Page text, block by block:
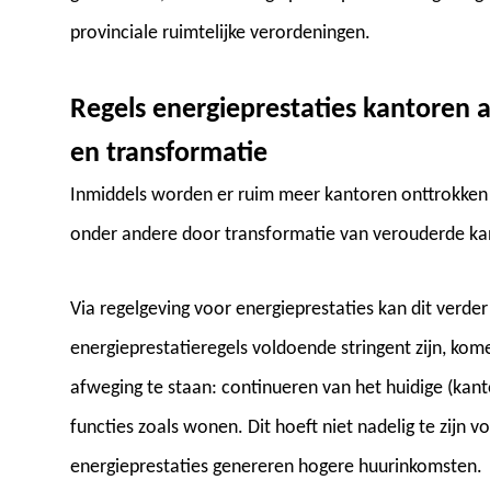
provinciale ruimtelijke verordeningen.
Regels energieprestaties kantoren
en transformatie
Inmiddels worden er ruim meer kantoren
onder andere door transformatie van verouderde
Via regelgeving voor energieprestaties kan dit
energieprestatieregels voldoende stringent zijn,
afweging te staan: continueren van het huidige
functies zoals wonen. Dit hoeft niet nadelig te zijn
energieprestaties genereren hogere huurinkomsten.